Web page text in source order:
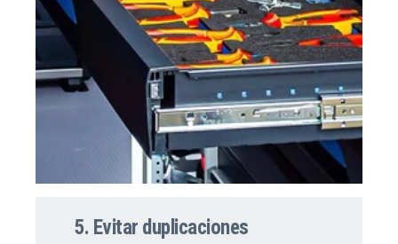
5. Evitar duplicaciones